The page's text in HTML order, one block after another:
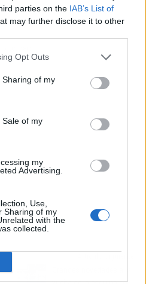
parties on the IAB’s List of
may further disclose it to other
Opt Outs
of my
of my
my
Advertising.
Use,
Sharing of my
with the
collected.